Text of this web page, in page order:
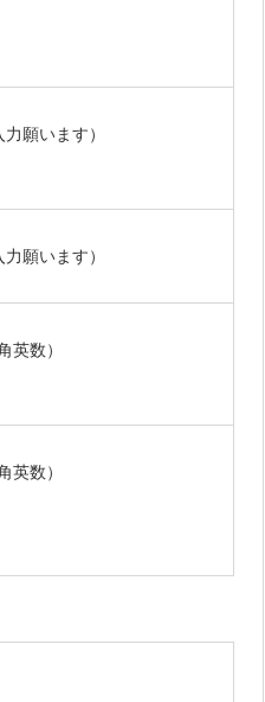
願います）
願います）
英数）
英数）